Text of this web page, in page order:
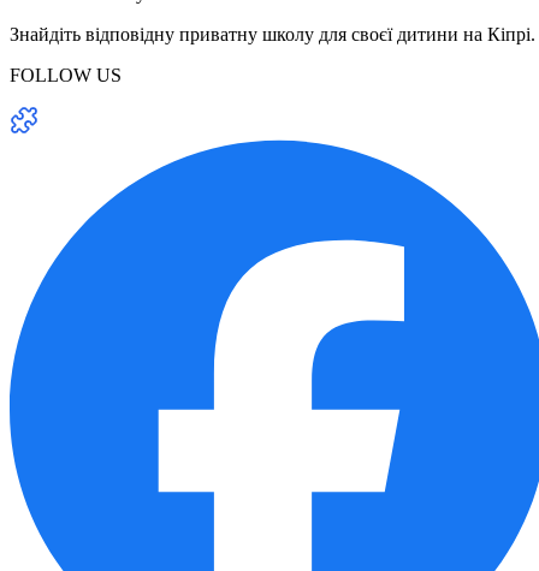
Знайдіть відповідну приватну школу для своєї дитини на Кіпрі.
FOLLOW US